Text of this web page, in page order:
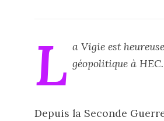
L a Vigie est
géopolitique à
Depuis la Seconde